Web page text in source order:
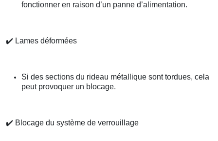
fonctionner en raison d’un panne d’alimentation.
✔️ Lames déformées
Si des sections du rideau métallique sont tordues, cela
peut provoquer un blocage.
✔️ Blocage du système de verrouillage